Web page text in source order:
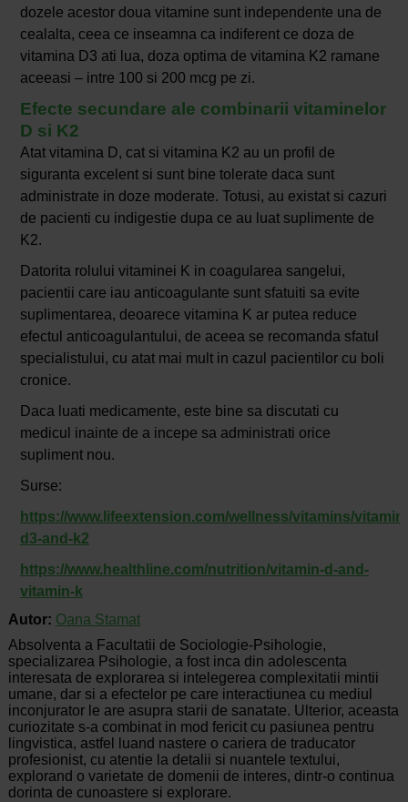
dozele acestor doua vitamine sunt independente una de
cealalta, ceea ce inseamna ca indiferent ce doza de
vitamina D3 ati lua, doza optima de vitamina K2 ramane
aceeasi – intre 100 si 200 mcg pe zi.
Efecte secundare ale combinarii vitaminelor
D si K2
Atat vitamina D, cat si vitamina K2 au un profil de
siguranta excelent si sunt bine tolerate daca sunt
administrate in doze moderate. Totusi, au existat si cazuri
de pacienti cu indigestie dupa ce au luat suplimente de
K2.
Datorita rolului vitaminei K in coagularea sangelui,
pacientii care iau anticoagulante sunt sfatuiti sa evite
suplimentarea, deoarece vitamina K ar putea reduce
efectul anticoagulantului, de aceea se recomanda sfatul
specialistului, cu atat mai mult in cazul pacientilor cu boli
cronice.
Daca luati medicamente, este bine sa discutati cu
medicul inainte de a incepe sa administrati orice
supliment nou.
Surse:
https://www.lifeextension.com/wellness/vitamins/vitamin-
d3-and-k2
https://www.healthline.com/nutrition/vitamin-d-and-
vitamin-k
Autor: Oana Stamat
Absolventa a Facultatii de Sociologie-Psihologie,
specializarea Psihologie, a fost inca din adolescenta
interesata de explorarea si intelegerea complexitatii mintii
umane, dar si a efectelor pe care interactiunea cu mediul
inconjurator le are asupra starii de sanatate. Ulterior, aceasta
curiozitate s-a combinat in mod fericit cu pasiunea pentru
lingvistica, astfel luand nastere o cariera de traducator
profesionist, cu atentie la detalii si nuantele textului,
explorand o varietate de domenii de interes, dintr-o continua
dorinta de cunoastere si explorare.